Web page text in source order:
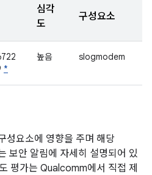
심각
도
구성요소
*
높음 slogmodem
성요소에 영향을 주며 해당
보안 알림에 자세히 설명되어 있
평가는 Qualcomm에서 직접 제